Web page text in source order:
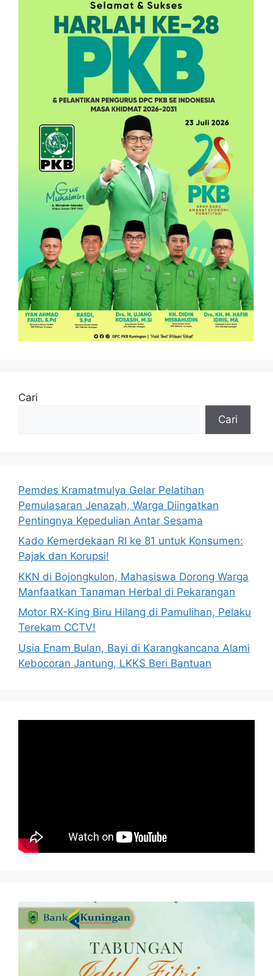
Cari
Cari
Pemdes Kramatmulya Gelar Pelatihan
Pemulasaran Jenazah, Warga Diingatkan
Pentingnya Kepedulian Antar Sesama
Kado Kemerdekaan RI ke 81 untuk Konsumen:
Pajak dan Korupsi!
KKN di Bojongkulon, Mahasiswa Dorong Warga
Manfaatkan Tanaman Herbal di Pekarangan
Motor RX-King Biru Hilang di Pamulihan, Pelaku
Terekam CCTV!
Usia Enam Bulan, Bayi di Karangkancana Alami
Kebocoran Jantung, LKKS Beri Bantuan